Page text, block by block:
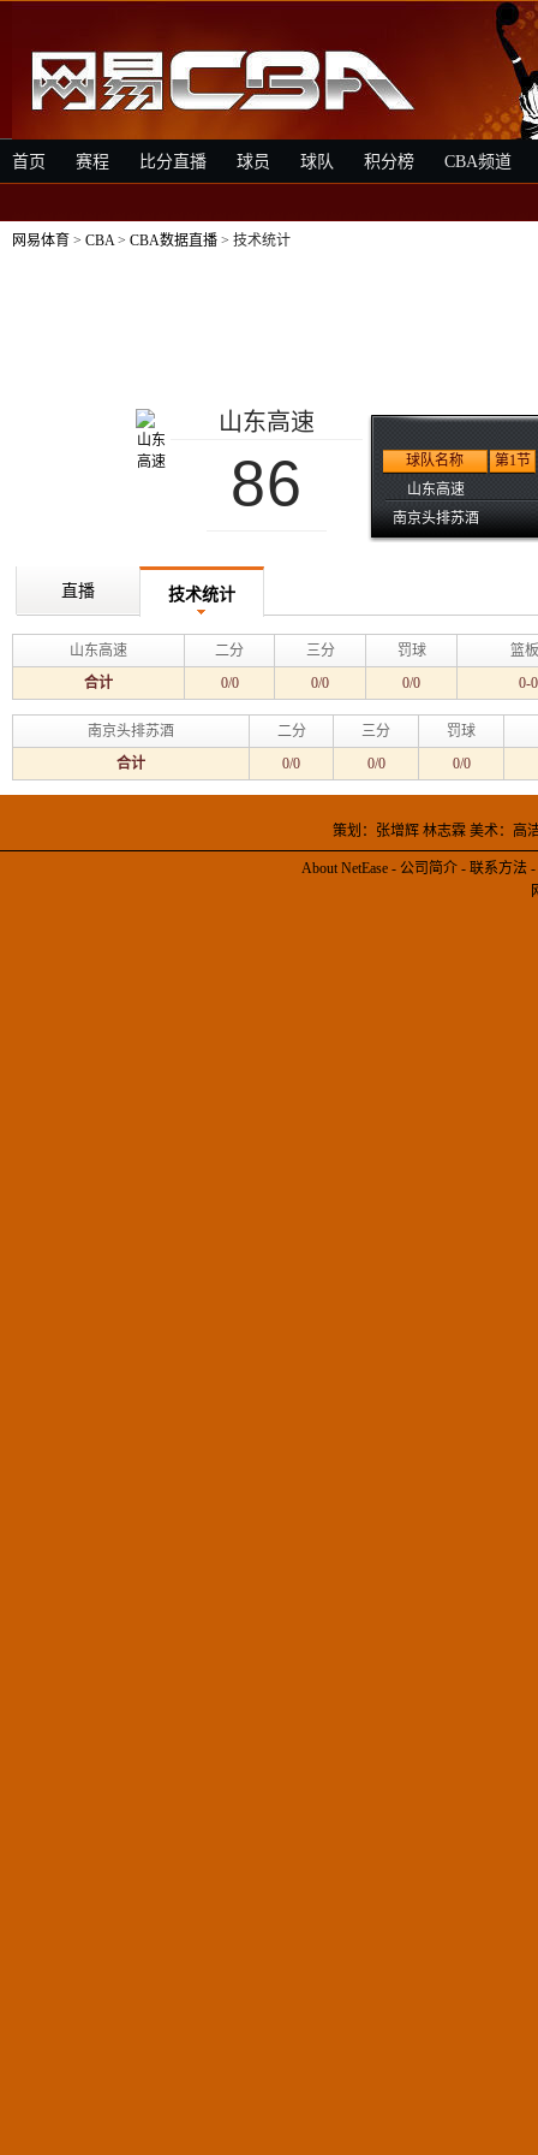
首页 赛程 比分直播 球员 球队 积分榜 CBA频道
网易体育 > CBA> CBA数据直播 > 技术统计
山东高速
86 球队名称
第1节
山东高速
南京头排苏酒
直播 技术统计
山东高速 二分 三分 罚球
篮
合计
0/0 0/0 0/0 0-
南京头排苏酒 二分 三分
罚球
合计
0/0 0/0 0/0
策划：张增辉 林志霖 美术：
About NetEase - 公司简介 - 联系方法 -